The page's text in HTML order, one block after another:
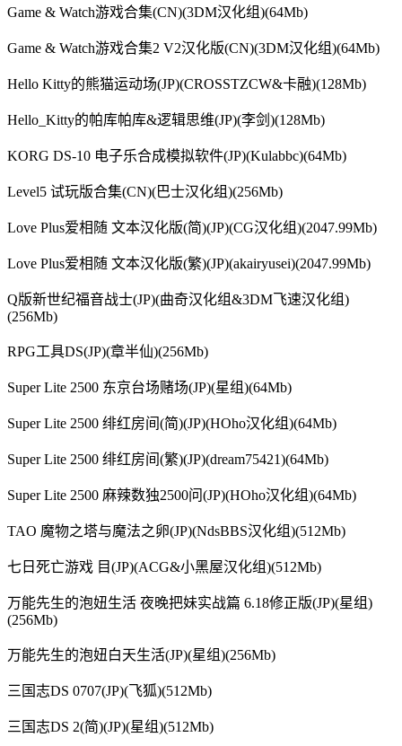
Game & Watch游戏合集(CN)(3DM汉化组)(64Mb)
Game & Watch游戏合集2 V2汉化版(CN)(3DM汉化组)(64Mb)
Hello Kitty的熊猫运动场(JP)(CROSSTZCW&卡融)(128Mb)
Hello_Kitty的帕库帕库&逻辑思维(JP)(李剑)(128Mb)
KORG DS-10 电子乐合成模拟软件(JP)(Kulabbc)(64Mb)
Level5 试玩版合集(CN)(巴士汉化组)(256Mb)
Love Plus爱相随 文本汉化版(简)(JP)(CG汉化组)(2047.99Mb)
Love Plus爱相随 文本汉化版(繁)(JP)(akairyusei)(2047.99Mb)
Q版新世纪福音战士(JP)(曲奇汉化组&3DM飞速汉化组)
(256Mb)
RPG工具DS(JP)(章半仙)(256Mb)
Super Lite 2500 东京台场赌场(JP)(星组)(64Mb)
Super Lite 2500 绯红房间(简)(JP)(HOho汉化组)(64Mb)
Super Lite 2500 绯红房间(繁)(JP)(dream75421)(64Mb)
Super Lite 2500 麻辣数独2500问(JP)(HOho汉化组)(64Mb)
TAO 魔物之塔与魔法之卵(JP)(NdsBBS汉化组)(512Mb)
七日死亡游戏 目(JP)(ACG&小黑屋汉化组)(512Mb)
万能先生的泡妞生活 夜晚把妹实战篇 6.18修正版(JP)(星组)
(256Mb)
万能先生的泡妞白天生活(JP)(星组)(256Mb)
三国志DS 0707(JP)(飞狐)(512Mb)
三国志DS 2(简)(JP)(星组)(512Mb)